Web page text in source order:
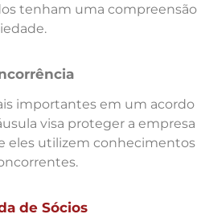
tenham uma
importantes em um acordo
visa proteger a
eles utilizem
de Sócios